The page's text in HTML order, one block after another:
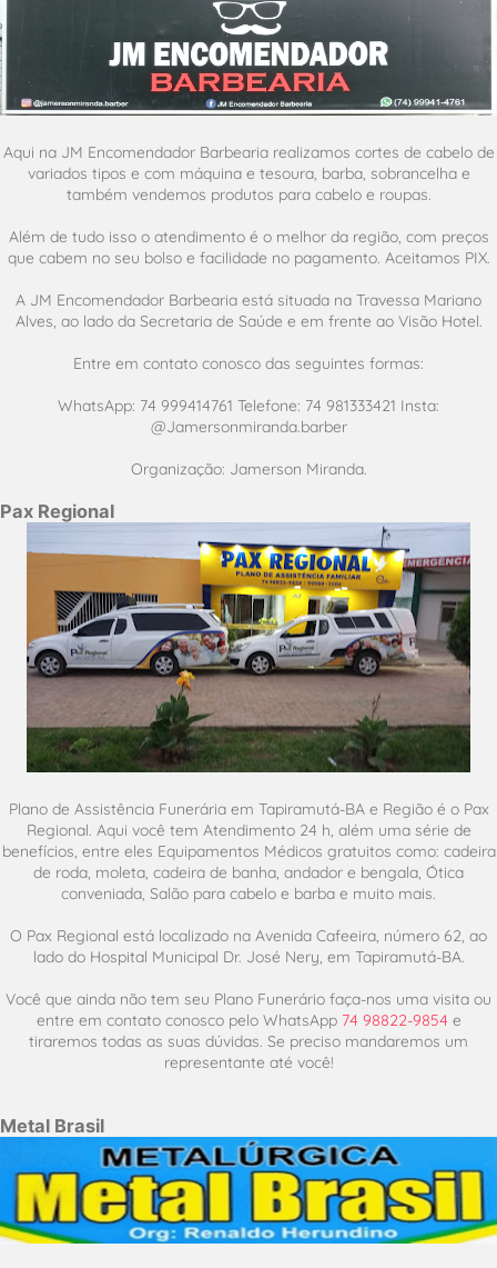
Aqui na JM Encomendador Barbearia realizamos cortes de cabelo de
variados tipos e com máquina e tesoura, barba, sobrancelha e
também vendemos produtos para cabelo e roupas.
Além de tudo isso o atendimento é o melhor da região, com preços
que cabem no seu bolso e facilidade no pagamento. Aceitamos PIX.
A JM Encomendador Barbearia está situada na Travessa Mariano
Alves, ao lado da Secretaria de Saúde e em frente ao Visão Hotel.
Entre em contato conosco das seguintes formas:
WhatsApp: 74 999414761 Telefone: 74 981333421 Insta:
@Jamersonmiranda.barber
Organização: Jamerson Miranda.
Pax Regional
Plano de Assistência Funerária em Tapiramutá-BA e Região é o Pax
Regional. Aqui você tem Atendimento 24 h, além uma série de
benefícios, entre eles Equipamentos Médicos gratuitos como: cadeira
de roda, moleta, cadeira de banha, andador e bengala, Ótica
conveniada, Salão para cabelo e barba e muito mais.
O Pax Regional está localizado na Avenida Cafeeira, número 62, ao
lado do Hospital Municipal Dr. José Nery, em Tapiramutá-BA.
Você que ainda não tem seu Plano Funerário faça-nos uma visita ou
entre em contato conosco pelo WhatsApp 74 98822-9854 e
tiraremos todas as suas dúvidas. Se preciso mandaremos um
representante até você!
Metal Brasil